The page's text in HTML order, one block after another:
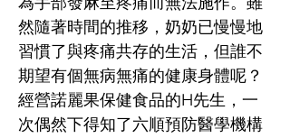
然隨著時間的推移，奶奶已慢慢地
習慣了與疼痛共存的生活，但誰不
期望有個無病無痛的健康身體呢？
經營諾麗果保健食品的H先生，一
次偶然下得知了六順預防醫學機構